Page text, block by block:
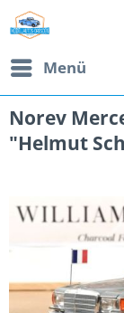
Menü
Norev
"Helmut